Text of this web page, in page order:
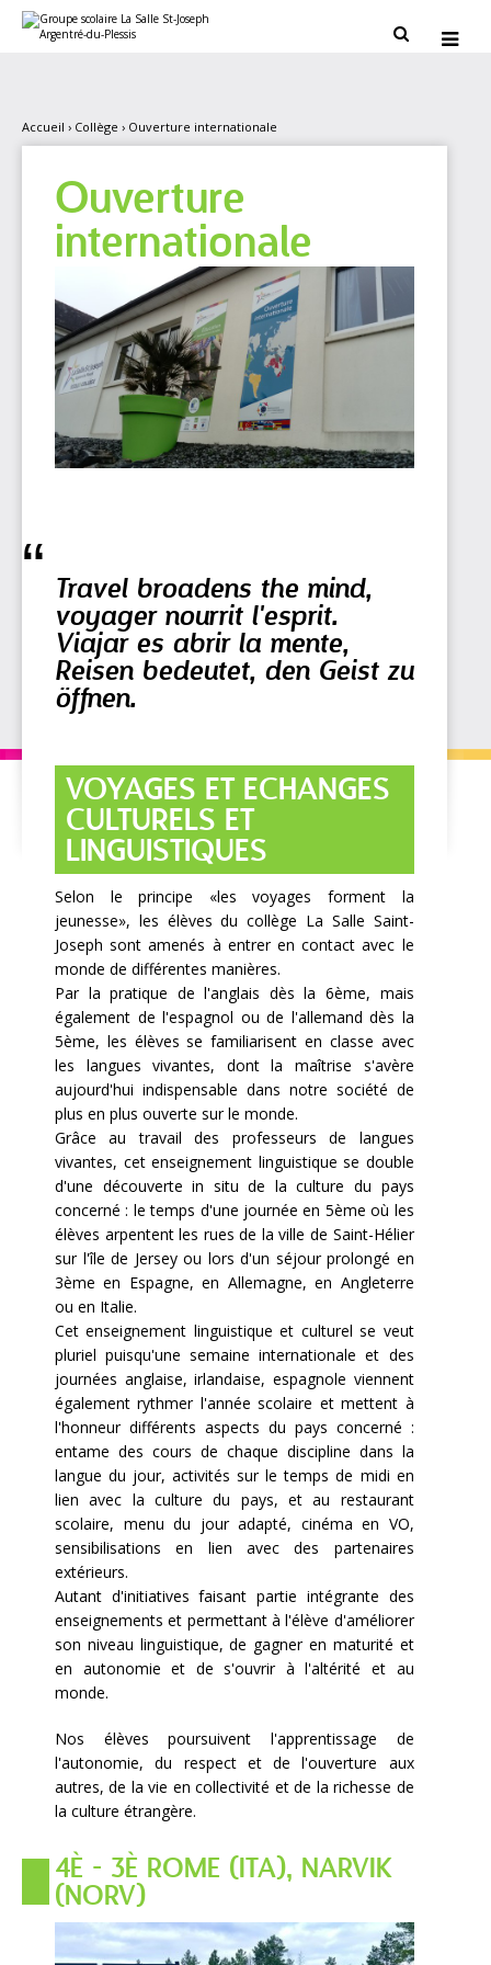
contenu.
personnels
 
Accueil › Collège › Ouverture internationale
Ouverture
internationale
Travel broadens the mind,
voyager nourrit l'esprit.
Viajar es abrir la mente,
Reisen bedeutet, den Geist zu
öffnen.
VOYAGES ET ECHANGES
CULTURELS ET
LINGUISTIQUES
Selon le principe «les voyages forment la
jeunesse», les élèves du collège La Salle Saint-
Joseph sont amenés à entrer en contact avec le
monde de différentes manières.
Par la pratique de l'anglais dès la 6ème, mais
également de l'espagnol ou de l'allemand dès la
5ème, les élèves se familiarisent en classe avec
les langues vivantes, dont la maîtrise s'avère
aujourd'hui indispensable dans notre société de
plus en plus ouverte sur le monde.
Grâce au travail des professeurs de langues
vivantes, cet enseignement linguistique se double
d'une découverte in situ de la culture du pays
concerné : le temps d'une journée en 5ème où les
élèves arpentent les rues de la ville de Saint-Hélier
sur l'île de Jersey ou lors d'un séjour prolongé en
3ème en Espagne, en Allemagne, en Angleterre
ou en Italie.
Cet enseignement linguistique et culturel se veut
pluriel puisqu'une semaine internationale et des
journées anglaise, irlandaise, espagnole viennent
également rythmer l'année scolaire et mettent à
l'honneur différents aspects du pays concerné :
entame des cours de chaque discipline dans la
langue du jour, activités sur le temps de midi en
lien avec la culture du pays, et au restaurant
scolaire, menu du jour adapté, cinéma en VO,
sensibilisations en lien avec des partenaires
extérieurs.
Autant d'initiatives faisant partie intégrante des
enseignements et permettant à l'élève d'améliorer
son niveau linguistique, de gagner en maturité et
en autonomie et de s'ouvrir à l'altérité et au
monde.
Nos élèves poursuivent l'apprentissage de
l'autonomie, du respect et de l'ouverture aux
autres, de la vie en collectivité et de la richesse de
la culture étrangère.
4È - 3È ROME (ITA), NARVIK
(NORV)